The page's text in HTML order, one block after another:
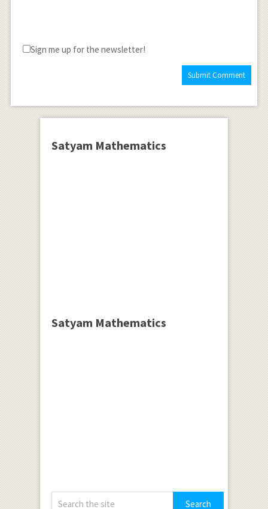
Sign me up for the newsletter!
Satyam Mathematics
Satyam Mathematics